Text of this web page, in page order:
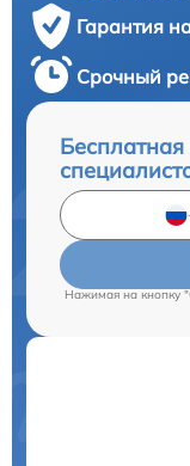
Гарантия
Срочный
Нажимая на кнопку